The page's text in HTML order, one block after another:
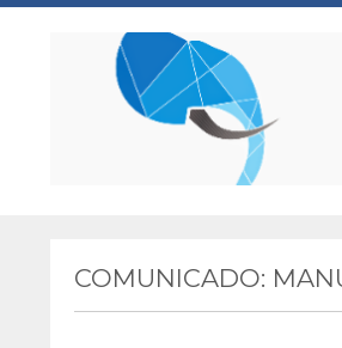
COMUNICADO: